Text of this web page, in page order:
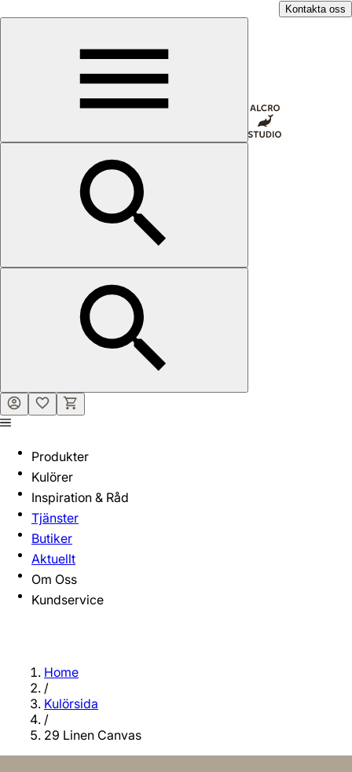
Kontakta oss
Produkter
Kulörer
Inspiration & Råd
Tjänster
Butiker
Aktuellt
Om Oss
Kundservice
Home
/
Kulörsida
/
29 Linen Canvas